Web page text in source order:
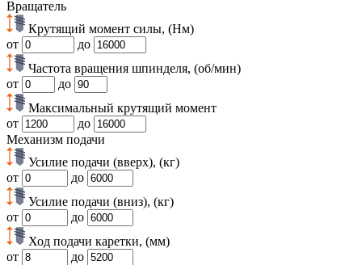
Вращатель
Крутящий момент силы, (Нм)
от
до
Частота вращения шпинделя, (об/мин)
от
до
Максимальный крутящий момент
от
до
Механизм подачи
Усилие подачи (вверх), (кг)
от
до
Усилие подачи (вниз), (кг)
от
до
Ход подачи каретки, (мм)
от
до